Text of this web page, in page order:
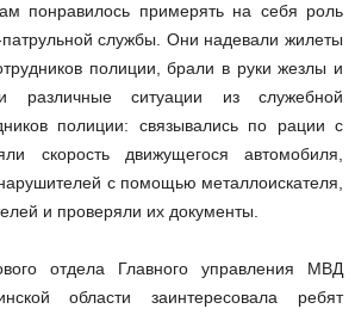
понравилось примерять на себя роль
службы. Они надевали жилеты
полиции, брали в руки жезлы и
различные ситуации из служебной
полиции: связывались по рации с
скорость движущегося автомобиля,
с помощью металлоискателя,
и проверяли их документы.
отдела Главного управления МВД
области заинтересовала ребят